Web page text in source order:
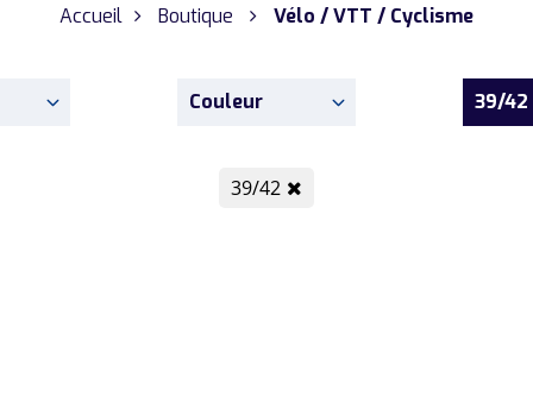
Accueil Boutique Vélo / VTT / Cyclisme
Couleur 39/42
39/42